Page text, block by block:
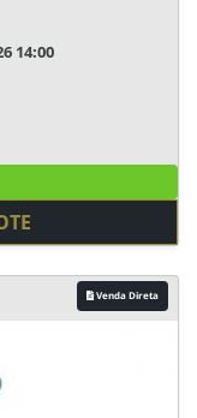
14:00
Venda Direta